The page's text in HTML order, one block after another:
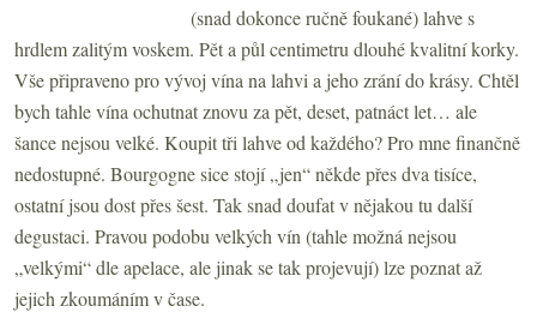
(snad dokonce ručně foukané) lahve s
hrdlem zalitým voskem. Pět a půl centimetru dlouhé kvalitní korky.
Vše připraveno pro vývoj vína na lahvi a jeho zrání do krásy. Chtěl
bych tahle vína ochutnat znovu za pět, deset, patnáct let… ale
šance nejsou velké. Koupit tři lahve od každého? Pro mne finančně
nedostupné. Bourgogne sice stojí „jen“ někde přes dva tisíce,
ostatní jsou dost přes šest. Tak snad doufat v nějakou tu další
degustaci. Pravou podobu velkých vín (tahle možná nejsou
„velkými“ dle apelace, ale jinak se tak projevují) lze poznat až
jejich zkoumáním v čase.